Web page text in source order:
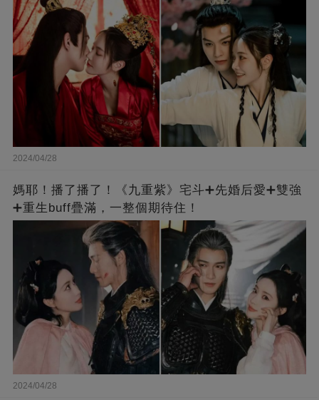
2024/04/28
媽耶！播了播了！《九重紫》宅斗➕先婚后愛➕雙強
➕重生buff疊滿，一整個期待住！
2024/04/28